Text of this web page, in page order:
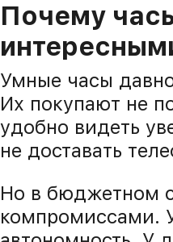
Почему
Умные часы
Их покупают не
удобно видеть
не доставать
Но в бюджетном
компромиссами.